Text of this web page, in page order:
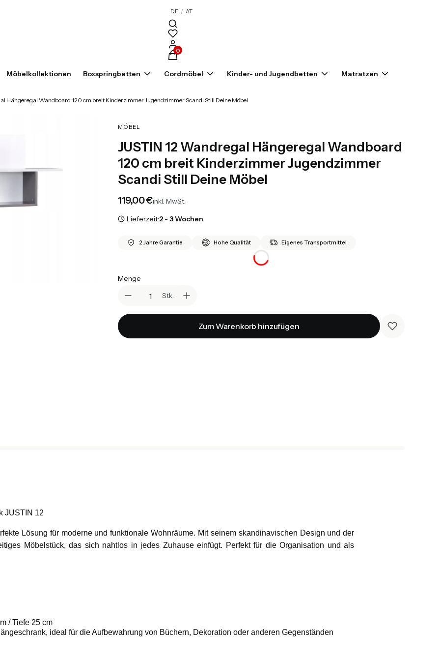
DE / AT
Produkte im Warenkorb: 0. Details anzeigen
Möbelkollektionen Boxspringbetten Cordmöbel Kinder- und Jugendbetten Matratzen
Hängeregal Wandboard 120 cm breit Kinderzimmer Jugendzimmer Scandi Still Deine Möbel
MÖBEL
JUSTIN 12 Wandregal Hängeregal Wandboard
120 cm breit Kinderzimmer Jugendzimmer
Scandi Still Deine Möbel
Preis
119,00 €inkl. MwSt.
Lieferzeit:2 - 3 Wochen
2 Jahre Garantie Hohe Qualität Eigenes Transportmittel
Menge
Stk.
Zum Warenkorb hinzufügen
JUSTIN 12
Lösung für moderne und funktionale Wohnräume. Mit seinem skandinavischen Design und der
Möbelstück, das sich nahtlos in jedes Zuhause einfügt. Perfekt für die Organisation und als
/ Tiefe 25 cm
ideal für die Aufbewahrung von Büchern, Dekoration oder anderen Gegenständen